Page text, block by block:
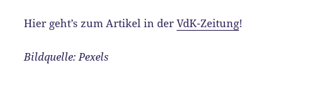
Hier geht’s zum Artikel in derVdK-Zeitung!
Bildquelle: Pexels